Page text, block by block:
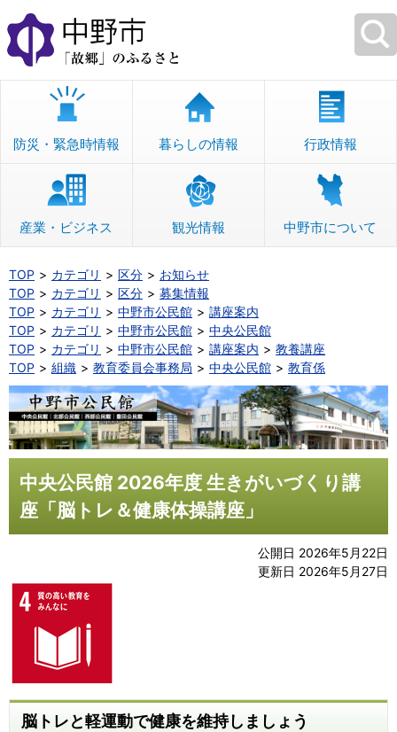
本
文
へ
移
防災・緊急時情報 暮らしの情報 行政情報
産業・ビジネス 観光情報 中野市について
TOP カテゴリ 区分
お知らせ
TOP
カテゴリ 区分
募集情報
TOP
カテゴリ 中野市公民館
講座案内
TOP
カテゴリ 中野市公民館
中央公民館
TOP
カテゴリ 中野市公民館 講座案内
教養講座
TOP
組織 教育委員会事務局 中央公民館 教育係
中央公民館 2026年度 生きがいづくり講
座「脳トレ＆健康体操講座」
公開日 2026年5月22日
更新日 2026年5月27日
脳トレと軽運動で健康を維持しましょう